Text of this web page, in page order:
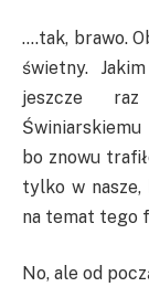
….tak, brawo.
świetny.
jeszcze raz
bo znowu
tylko w nasze,
na temat tego
No, ale od